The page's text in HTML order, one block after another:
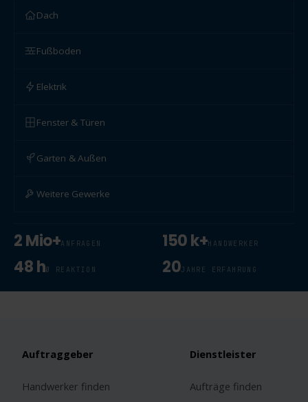
Dach
Fußboden
Elektrik
Fenster & Türen
Garten & Außen
Weitere Gewerke
2 Mio+ANFRAGEN 150 k+HANDWERKER
48 hØ REAKTION 20JAHRE ERFAHRUNG
Auftraggeber
Handwerker finden
Dienstleister
Aufträge finden